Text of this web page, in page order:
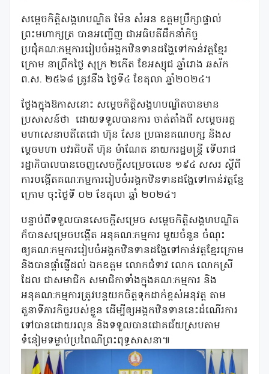
សម្តេចកិត្តិសង្គហបណ្ឌិត ម៉ែន សំអន ឧត្តមប្រឹក្សាផ្ទាល់
ព្រះមហាក្សត្រ បានអញ្ជើញ ជាអធិបតីដឹកនាំកិច្ច
ប្រជុំគណ:កម្មការរៀបចំអង្គកឋិនទានដង្ហែទៅកាន់វត្តខ្មែរ
ក្រោម នាព្រឹកថ្ងៃ សុក្រ ២កើត ខែអស្សុជ ឆ្នាំរោង ឆស័ក
ព.ស. ២៥៦៨ ត្រូវនឹង ថ្ងៃទី៤ ខែតុលា ឆ្នាំ២០២៤។
ថ្លែងក្នុងឱកាសនោះ សម្តេចកិត្តិសង្គហបណ្ឌិតបានមាន
ប្រសាសន៍ថា ដោយទទួលបានការ ចាត់តាំងពី សម្តេចអគ្គ
មហាសេនាបតីតេជោ ហ៊ុន សែន ប្រធានគណបក្ស និងស
ម្តេចមហា បវរធិបតី ហ៊ុន ម៉ាណែត នាយករដ្ឋមន្ត្រី ទើបរាជ
រដ្ឋាភិបាលបានចេញសេចក្តីសម្រេចលេខ ១៩៤ សសរ ស្តីពី
ការបង្កើតគណ:កម្មការរៀបចំអង្គកឋិនទានដង្ហែទៅកាន់វត្តខ្មែ
ក្រោម ចុះថ្ងៃទី ០២ ខែតុលា ឆ្នាំ ២០២៤។
បន្ទាប់ពីទទួលបានសេចក្តីសម្រេច សម្តេចកិត្តិសង្គហបណ្ឌិត
ក៏បានសម្រេចបង្កើត អនុគណ:កម្មការ មួយចំនួន ចំណុះ
ឲ្យគណ:កម្មការរៀបចំអង្គកឋិនទានដង្ហែទៅកាន់វត្តខ្មែរក្រោម
និងបានផ្តាំផ្ញើដល់ ឯកឧត្តម លោកជំទាវ លោក លោកស្រី
ដែល ជាសមាជិក សមាជិកាទាំងក្នុងគណ:កម្មការ និង
អនុគណ:កម្មការត្រូវបន្តយកចិត្តទុកដាក់ខ្ពស់អនុវត្ត តាម
តួនាទីភារកិច្ចរបស់ខ្លួន ដើម្បីឲ្យអង្គកឋិនទាននេះដំណើរការ
ទៅបានដោយរលូន និងទទួលបានជោគជ័យស្របតាម
ទំនៀមទម្លាប់ប្រពៃណីព្រះពុទ្ធសាសនា៕